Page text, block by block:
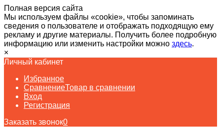
Полная версия сайта
Мы используем файлы «cookie», чтобы запоминать
сведения о пользователе и отображать подходящую ему
рекламу и другие материалы. Получить более подробную
информацию или изменить настройки можно здесь.
×
Личный кабинет
Избранное
СравнениеТовар в сравнении
Вход
Регистрация
Заказать звонок0